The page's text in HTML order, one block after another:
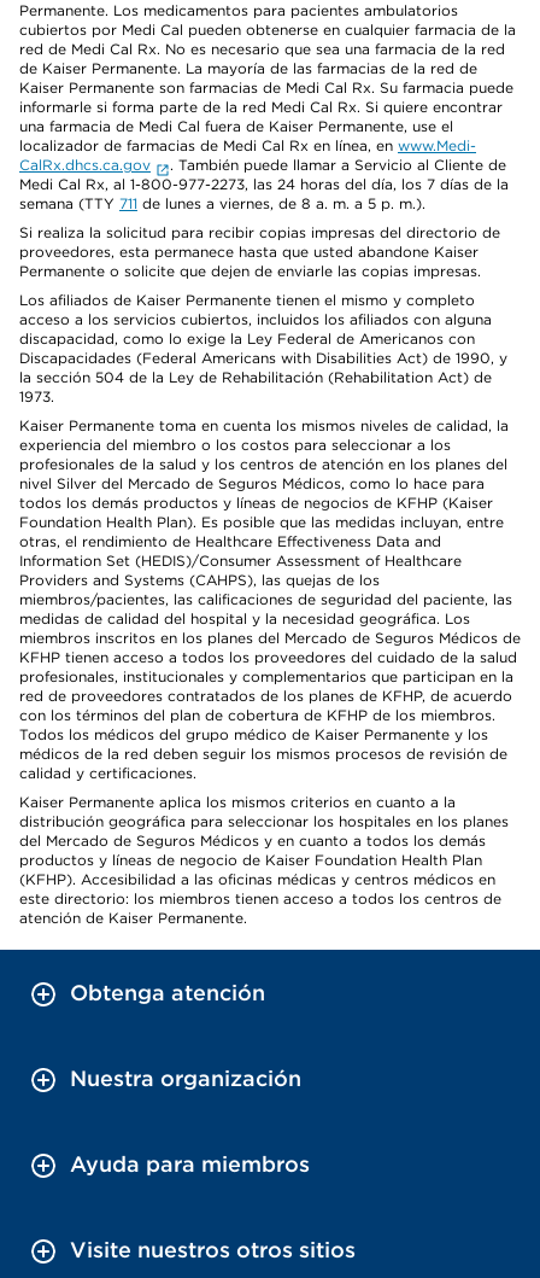
Permanente. Los medicamentos para pacientes ambulatorios
cubiertos por Medi Cal pueden obtenerse en cualquier farmacia de la
red de Medi Cal Rx. No es necesario que sea una farmacia de la red
de Kaiser Permanente. La mayoría de las farmacias de la red de
Kaiser Permanente son farmacias de Medi Cal Rx. Su farmacia puede
informarle si forma parte de la red Medi Cal Rx. Si quiere encontrar
una farmacia de Medi Cal fuera de Kaiser Permanente, use el
localizador de farmacias de Medi Cal Rx en línea, en www.Medi-
CalRx.dhcs.ca.gov
. También puede llamar a Servicio al Cliente de
Medi Cal Rx, al 1-800-977-2273, las 24 horas del día, los 7 días de la
semana (TTY 711 de lunes a viernes, de 8 a. m. a 5 p. m.).
Si realiza la solicitud para recibir copias impresas del directorio de
proveedores, esta permanece hasta que usted abandone Kaiser
Permanente o solicite que dejen de enviarle las copias impresas.
Los afiliados de Kaiser Permanente tienen el mismo y completo
acceso a los servicios cubiertos, incluidos los afiliados con alguna
discapacidad, como lo exige la Ley Federal de Americanos con
Discapacidades (Federal Americans with Disabilities Act) de 1990, y
la sección 504 de la Ley de Rehabilitación (Rehabilitation Act) de
1973.
Kaiser Permanente toma en cuenta los mismos niveles de calidad, la
experiencia del miembro o los costos para seleccionar a los
profesionales de la salud y los centros de atención en los planes del
nivel Silver del Mercado de Seguros Médicos, como lo hace para
todos los demás productos y líneas de negocios de KFHP (Kaiser
Foundation Health Plan). Es posible que las medidas incluyan, entre
otras, el rendimiento de Healthcare Effectiveness Data and
Information Set (HEDIS)/Consumer Assessment of Healthcare
Providers and Systems (CAHPS), las quejas de los
miembros/pacientes, las calificaciones de seguridad del paciente, las
medidas de calidad del hospital y la necesidad geográfica. Los
miembros inscritos en los planes del Mercado de Seguros Médicos de
KFHP tienen acceso a todos los proveedores del cuidado de la salud
profesionales, institucionales y complementarios que participan en la
red de proveedores contratados de los planes de KFHP, de acuerdo
con los términos del plan de cobertura de KFHP de los miembros.
Todos los médicos del grupo médico de Kaiser Permanente y los
médicos de la red deben seguir los mismos procesos de revisión de
calidad y certificaciones.
Kaiser Permanente aplica los mismos criterios en cuanto a la
distribución geográfica para seleccionar los hospitales en los planes
del Mercado de Seguros Médicos y en cuanto a todos los demás
productos y líneas de negocio de Kaiser Foundation Health Plan
(KFHP). Accesibilidad a las oficinas médicas y centros médicos en
este directorio: los miembros tienen acceso a todos los centros de
atención de Kaiser Permanente.
Obtenga atención
Nuestra organización
Ayuda para miembros
Visite nuestros otros sitios